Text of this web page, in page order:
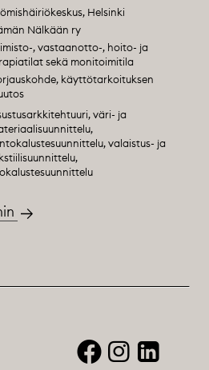
Helsinki
Nälkään ry
, vastaanotto-, hoito- ja
sekä monitoimitila
käyttötarkoituksen
väri- ja
valaistus- ja